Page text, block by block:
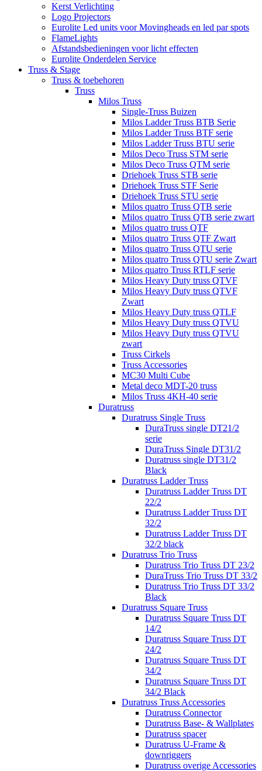
Kerst Verlichting
Logo Projectors
Eurolite Led units voor Movingheads en led par spots
FlameLights
Afstandsbedieningen voor licht effecten
Eurolite Onderdelen Service
Truss & Stage
Truss & toebehoren
Truss
Milos Truss
Single-Truss Buizen
Milos Ladder Truss BTB Serie
Milos Ladder Truss BTF serie
Milos Ladder Truss BTU serie
Milos Deco Truss STM serie
Milos Deco Truss QTM serie
Driehoek Truss STB serie
Driehoek Truss STF Serie
Driehoek Truss STU serie
Milos quatro Truss QTB serie
Milos quatro Truss QTB serie zwart
Milos quatro truss QTF
Milos quatro Truss QTF Zwart
Milos quatro Truss QTU serie
Milos quatro Truss QTU serie Zwart
Milos quatro Truss RTLF serie
Milos Heavy Duty truss QTVF
Milos Heavy Duty truss QTVF
Zwart
Milos Heavy Duty truss QTLF
Milos Heavy Duty truss QTVU
Milos Heavy Duty truss QTVU
zwart
Truss Cirkels
Truss Accessories
MC30 Multi Cube
Metal deco MDT-20 truss
Milos Truss 4KH-40 serie
Duratruss
Duratruss Single Truss
DuraTruss single DT21/2
serie
DuraTruss Single DT31/2
Duratruss single DT31/2
Black
Duratruss Ladder Truss
Duratruss Ladder Truss DT
22/2
Duratruss Ladder Truss DT
32/2
Duratruss Ladder Truss DT
32/2 black
Duratruss Trio Truss
Duratruss Trio Truss DT 23/2
DuraTruss Trio Truss DT 33/2
Duratruss Trio Truss DT 33/2
Black
Duratruss Square Truss
Duratruss Square Truss DT
14/2
Duratruss Square Truss DT
24/2
Duratruss Square Truss DT
34/2
Duratruss Square Truss DT
34/2 Black
Duratruss Truss Accessories
Duratruss Connector
Duratruss Base- & Wallplates
Duratruss spacer
Duratruss U-Frame &
downriggers
Duratruss overige Accessories